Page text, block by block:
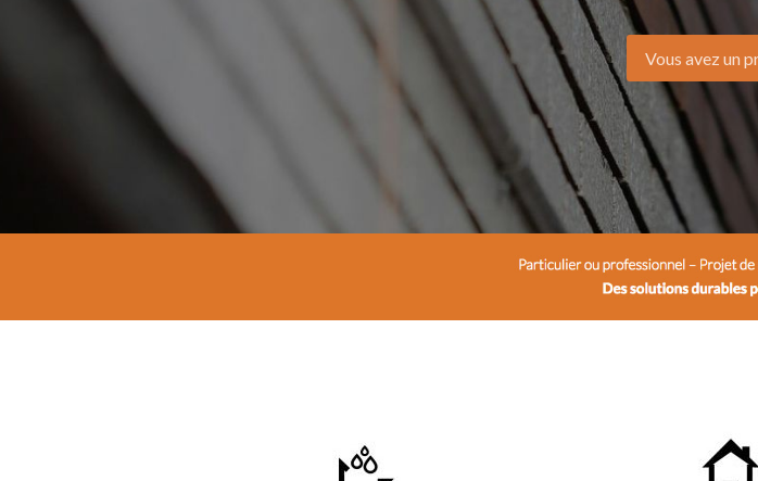
Vous avez un